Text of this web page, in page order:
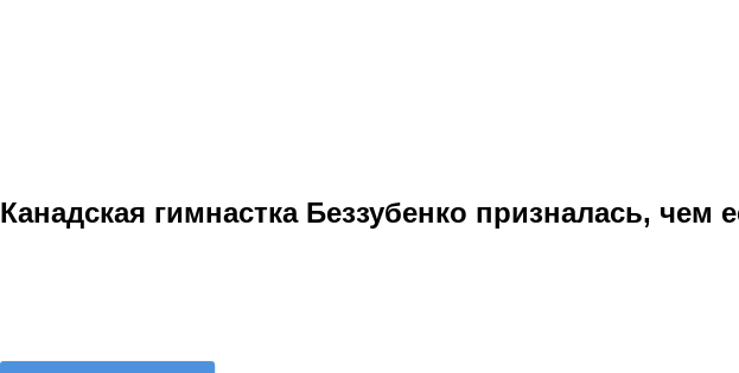
Канадская гимнастка Беззубенко призналась, чем